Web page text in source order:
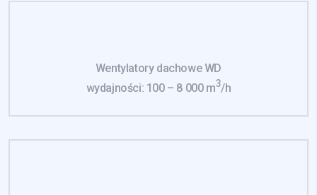
Wentylatory dachowe WD
wydajności: 100 – 8 000 m3/h